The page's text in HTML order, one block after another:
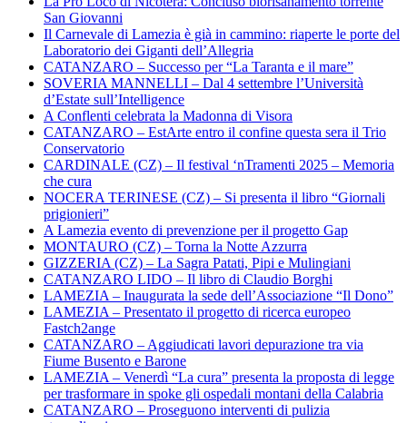
San Giovanni
Il Carnevale di Lamezia è già in cammino: riaperte le porte del
Laboratorio dei Giganti dell’Allegria
CATANZARO – Successo per “La Taranta e il mare”
SOVERIA MANNELLI – Dal 4 settembre l’Università
d’Estate sull’Intelligence
A Conflenti celebrata la Madonna di Visora
CATANZARO – EstArte entro il confine questa sera il Trio
Conservatorio
CARDINALE (CZ) – Il festival ‘nTramenti 2025 – Memoria
che cura
NOCERA TERINESE (CZ) – Si presenta il libro “Giornali
prigionieri”
A Lamezia evento di prevenzione per il progetto Gap
MONTAURO (CZ) – Torna la Notte Azzurra
GIZZERIA (CZ) – La Sagra Patati, Pipi e Mulingiani
CATANZARO LIDO – Il libro di Claudio Borghi
LAMEZIA – Inaugurata la sede dell’Associazione “Il Dono”
LAMEZIA – Presentato il progetto di ricerca europeo
Fastch2ange
CATANZARO – Aggiudicati lavori depurazione tra via
Fiume Busento e Barone
LAMEZIA – Venerdì “La cura” presenta la proposta di legge
per trasformare in spoke gli ospedali montani della Calabria
CATANZARO – Proseguono interventi di pulizia